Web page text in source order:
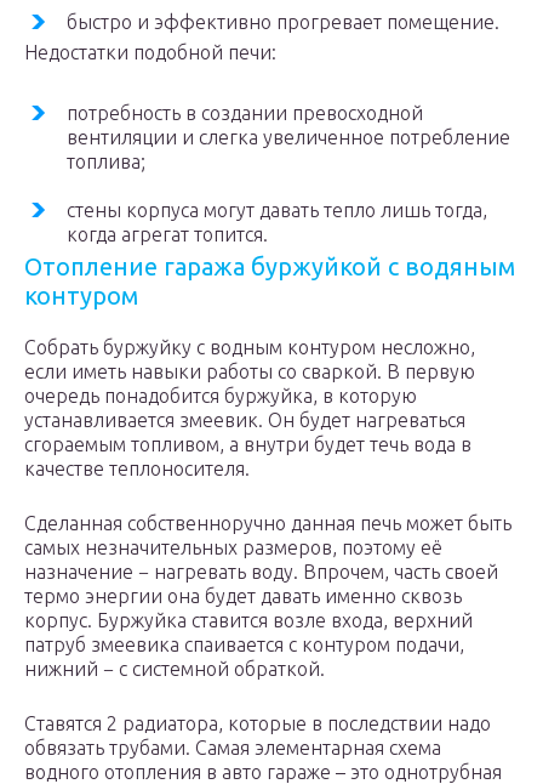
быстро и эффективно прогревает помещение.
Недостатки подобной печи:
потребность в создании превосходной
вентиляции и слегка увеличенное потребление
топлива;
стены корпуса могут давать тепло лишь тогда,
когда агрегат топится.
Отопление гаража буржуйкой с водяным
контуром
Собрать буржуйку с водным контуром несложно,
если иметь навыки работы со сваркой. В первую
очередь понадобится буржуйка, в которую
устанавливается змеевик. Он будет нагреваться
сгораемым топливом, а внутри будет течь вода в
качестве теплоносителя.
Сделанная собственноручно данная печь может быть
самых незначительных размеров, поэтому её
назначение − нагревать воду. Впрочем, часть своей
термо энергии она будет давать именно сквозь
корпус. Буржуйка ставится возле входа, верхний
патруб змеевика спаивается с контуром подачи,
нижний − с системной обраткой.
Ставятся 2 радиатора, которые в последствии надо
обвязать трубами. Самая элементарная схема
водного отопления в авто гараже – это однотрубная